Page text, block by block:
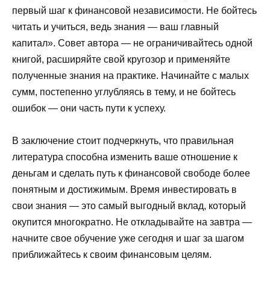
первый шаг к финансовой независимости. Не бойтесь
читать и учиться, ведь знания — ваш главный
капитал». Совет автора — не ограничивайтесь одной
книгой, расширяйте свой кругозор и применяйте
полученные знания на практике. Начинайте с малых
сумм, постепенно углубляясь в тему, и не бойтесь
ошибок — они часть пути к успеху.
В заключение стоит подчеркнуть, что правильная
литература способна изменить ваше отношение к
деньгам и сделать путь к финансовой свободе более
понятным и достижимым. Время инвестировать в
свои знания — это самый выгодный вклад, который
окупится многократно. Не откладывайте на завтра —
начните свое обучение уже сегодня и шаг за шагом
приближайтесь к своим финансовым целям.